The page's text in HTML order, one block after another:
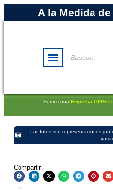
A la Medida
Somos una Empresa 100%
Las fotos son representaciones
Compartir